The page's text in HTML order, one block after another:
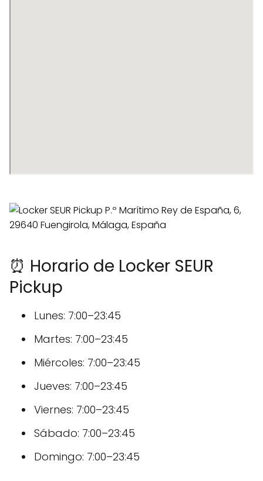
⏰ Horario de Locker SEUR
Pickup
Lunes: 7:00–23:45
Martes: 7:00–23:45
Miércoles: 7:00–23:45
Jueves: 7:00–23:45
Viernes: 7:00–23:45
Sábado: 7:00–23:45
Domingo: 7:00–23:45